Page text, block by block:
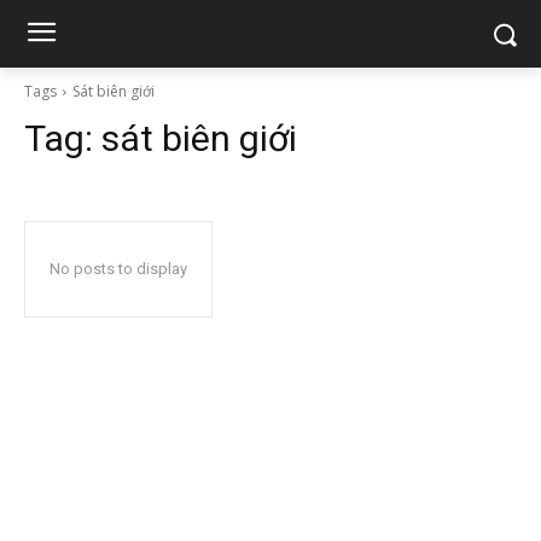
Tags Sát biên giới
Tag: sát biên giới
No posts to display